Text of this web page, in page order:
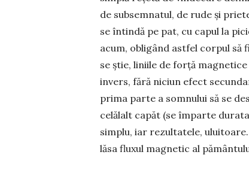
de sub­semnatul, de rude și
se întin­dă pe pat, cu capul la
acum, obli­gând astfel corpul să
se știe, li­niile de forță
in­vers, fără niciun efect
prima parte a somnului să se
celălalt capăt (se împarte
simplu, iar rezul­tatele,
lăsa fluxul magnetic al